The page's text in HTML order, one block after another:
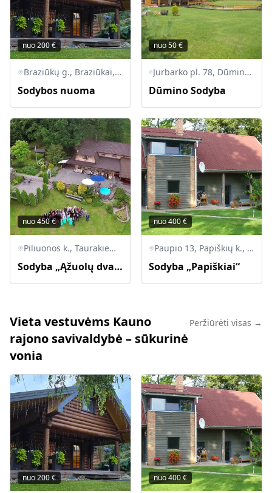
nuo200€
Braziūkų g., Braziūkai, Zapyškio sen., Kauno r. sav.
Sodybos nuoma
nuo50€
Jurbarko pl. 78, Dūminas, Raudondvario sen., Kauno r. sav., LT-54110
Dūmino Sodyba
nuo450€
Piliuonos k., Taurakiemio sen., LT-53021 Kauno raj.
Sodyba „Ąžuolų dvarelis“
nuo400€
Paupio 13, Papiškių k., Zapyškio sen., LT-53414 Kauno r.
Sodyba „Papiškiai“
Vieta vestuvėms Kauno
rajono savivaldybė – sūkurinė
vonia
Peržiūrėti visas →
nuo200€ nuo400€